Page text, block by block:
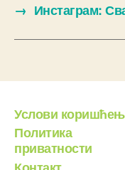
→ Инстаграм:
Услови
Политика
приватности